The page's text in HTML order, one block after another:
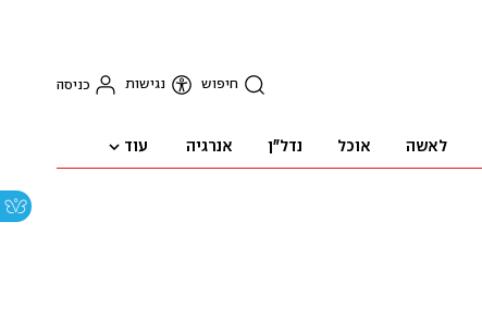
חיפוש נגישות כניסה
לאשה אוכל נדל"ן אנרגיה עוד